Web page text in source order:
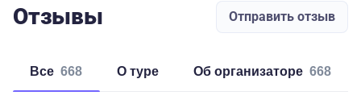
Отзывы Отправить отзыв
Все 668 о туре об организаторе 668